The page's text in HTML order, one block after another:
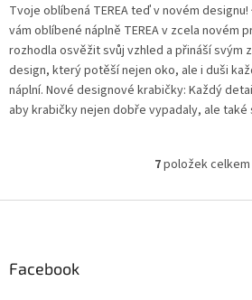
Tvoje oblíbená TEREA teď v novém
vám oblíbené náplně TEREA v zcela novém
rozhodla osvěžit svůj vzhled a přináší svým
design, který potěší nejen oko, ale i duši
náplní. Nové designové krabičky: Každý
aby krabičky nejen dobře vypadaly, ale také
O
l
7položek celkem
Facebook